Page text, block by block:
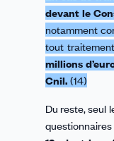
devant le
notamment
tout
millions
Cnil. (14)
Du reste, seul
questionnaires